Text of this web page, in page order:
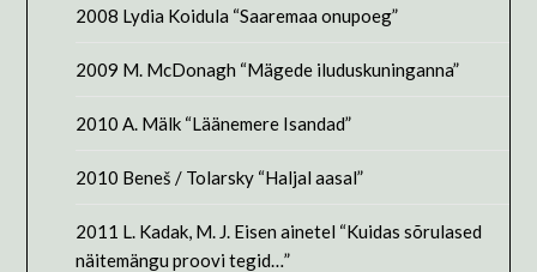
2008 Lydia Koidula “Saaremaa onupoeg”
2009 M. McDonagh “Mägede iluduskuninganna”
2010 A. Mälk “Läänemere Isandad”
2010 Beneš / Tolarsky “Haljal aasal”
2011 L. Kadak, M. J. Eisen ainetel “Kuidas sõrulased
näitemängu proovi tegid…”